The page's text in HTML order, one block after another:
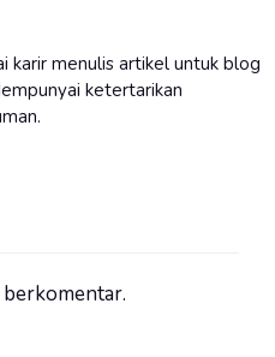
karir menulis artikel untuk blog
ketertarikan